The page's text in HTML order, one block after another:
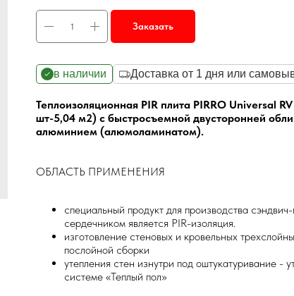
Заказать
в наличии Доставка от 1 дня или
Теплоизоляционная PIR плита PIRRO Universal
шт-5,04 м2) с быстросъемной двусторонней
алюминием (алюмоламинатом).
ОБЛАСТЬ ПРИМЕНЕНИЯ
cпециальный продукт для производства
сердечником является PIR-изоляция.
изготовление стеновых и кровельных
послойной сборки
утепления стен изнутри под оштукатуривание -
системе «Теплый пол»